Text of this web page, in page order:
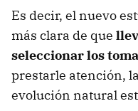
Es decir, el nuevo
más clara de que
seleccionar los
prestarle atención,
evolución natural